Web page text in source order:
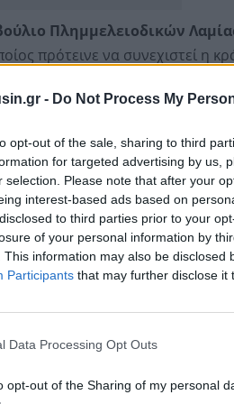
- Do Not Process My
opt-out of the sale, sharing to third
for targeted advertising by us,
selection. Please note that after your
interest-based ads based on
to third parties prior to your
of your personal information by
This information may also be disclosed
Participants that may further disclose it
Data Processing Opt Outs
opt-out of the Sharing of my personal
Πλημμελειοδικών
πρότεινε να συνεχιστεί η
οργάνωσης
παρέθεσε πληθώρα άρθρων του
δράση του και δηλώνει ότι
περίοδο,λίγο πριν από
φορέας ("Σπαρτιάτες") που
Αυγής.